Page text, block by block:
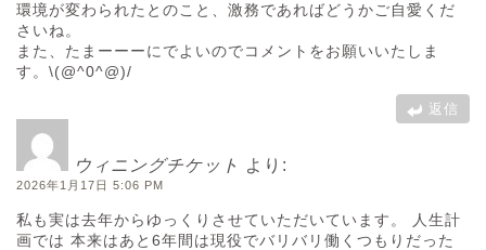
環境が変わられたとのこと、激務であればどうかご自愛くだ
さいね。
また、たまーーーにでよいのでコメントをお願いいたしま
す。\(@^0^@)/
返信
ウィニングチケット より:
2026年1月17日 5:06 PM
私も実は去年からゆっくりさせていただいています。 人生計
画では 本来はあと6年間は現役でバリバリ働くつもりだった